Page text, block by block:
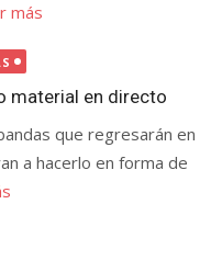
más
material en directo
que regresarán en
a hacerlo en forma de